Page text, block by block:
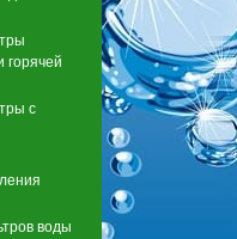
горячей
с
воды